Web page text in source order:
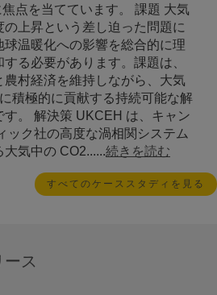
点を当てています。 課題 大気
上昇という差し迫った問題に
温暖化への影響を総合的に理
る必要があります。課題は、
村経済を維持しながら、大気
積極的に貢献する持続可能な解
。 解決策 UKCEH は、キャン
ック社の高度な渦相関システム
気中の CO2......続きを読む
すべてのケーススタディを見る
ス